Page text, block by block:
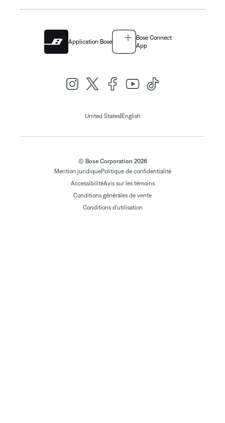
Application Bose
Bose Connect
App
United States| English
© Bose Corporation 2026
Mention juridiquePolitique de confidentialité
AccessibilitéAvis sur les témoins
Conditions générales de vente
Conditions d'utilisation